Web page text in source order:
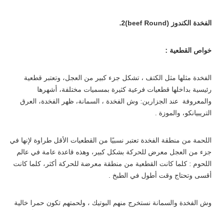
الفخدة الكندوز (beef Round)
2.
خواص القطعية :
الفخدة مثلها مثل الكتف ، تشكل جزء كبير من العجل، وتعتبر قطعية
رئيسية بداخلها قطعيات فرعية كثيرة بمسميات مختلفة، أشهرها
والمعروفة عند الجزارين: وش الفخدة ، السمانة، ظهر الفخدة، العرق
التريبيانكو، والموزة .
اللحمة من منطقة الفخدة تعتبر نسبيًا من القطعيات الأقل طراوة لإنها في
جزء من العجل معرض للحركة بشكل كبير، وهذه قاعدة عامة في عالم
اللحوم : كلما كانت القطعية من منطقة معرضة للحركة أكثر، كلما كانت
أقسى وتحتاج وقت أطول في الطبخ .
وش الفخدة والسمانة نستخرج منهم البوتيك ، ولحمتهم تكون حمرا خالية